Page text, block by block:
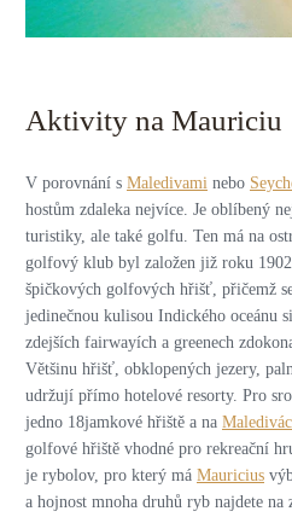
Aktivity na Mauriciu
V porovnání s Maledivami nebo
hostům zdaleka nejvíce. Je oblíbený
turistiky, ale také golfu. Ten má na
golfový klub byl založen již roku
špičkových golfových hřišť, přičemž
jedinečnou kulisou Indického oceánu
zdejších fairwayích a greenech
Většinu hřišť, obklopených jezery,
udržují přímo hotelové resorty. Pro
jedno 18jamkové hřiště a na
golfové hřiště vhodné pro rekreační
je rybolov, pro který má Mauricius
a hojnost mnoha druhů ryb najdete na